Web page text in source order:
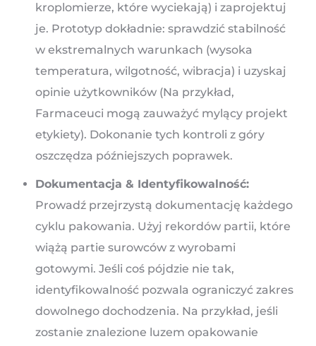
kroplomierze, które wyciekają) i zaprojektuj
je. Prototyp dokładnie: sprawdzić stabilność
w ekstremalnych warunkach (wysoka
temperatura, wilgotność, wibracja) i uzyskaj
opinie użytkowników (Na przykład,
Farmaceuci mogą zauważyć mylący projekt
etykiety). Dokonanie tych kontroli z góry
oszczędza późniejszych poprawek.
Dokumentacja & Identyfikowalność:
Prowadź przejrzystą dokumentację każdego
cyklu pakowania. Użyj rekordów partii, które
wiążą partie surowców z wyrobami
gotowymi. Jeśli coś pójdzie nie tak,
identyfikowalność pozwala ograniczyć zakres
dowolnego dochodzenia. Na przykład, jeśli
zostanie znalezione luzem opakowanie